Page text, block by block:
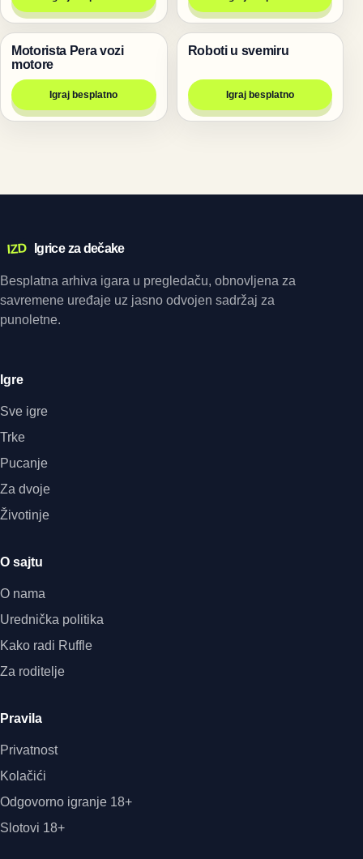
Trke
Motorista Pera vozi
motore
Igraj besplatno
Igre
Roboti u svemiru
Igraj besplatno
IZD Igrice za dečake
Besplatna arhiva igara u pregledaču, obnovljena za
savremene uređaje uz jasno odvojen sadržaj za
punoletne.
Igre
Sve igre
Trke
Pucanje
Za dvoje
Životinje
O sajtu
O nama
Urednička politika
Kako radi Ruffle
Za roditelje
Pravila
Privatnost
Kolačići
Odgovorno igranje 18+
Slotovi 18+